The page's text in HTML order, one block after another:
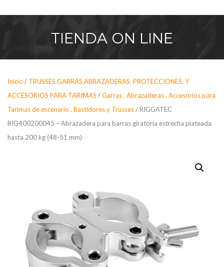
TIENDA ON LINE
Inicio / TRUSSES,GARRAS,ABRAZADERAS, PROTECCIONES, Y
ACCESORIOS PARA TARIMAS /Garras , Abrazaderas , Accesorios para
Tarimas de escenario , Bastidores y Trusses/ RIGGATEC
RIG400200045 – Abrazadera para barras giratoria estrecha plateada
hasta 200 kg (48-51 mm)